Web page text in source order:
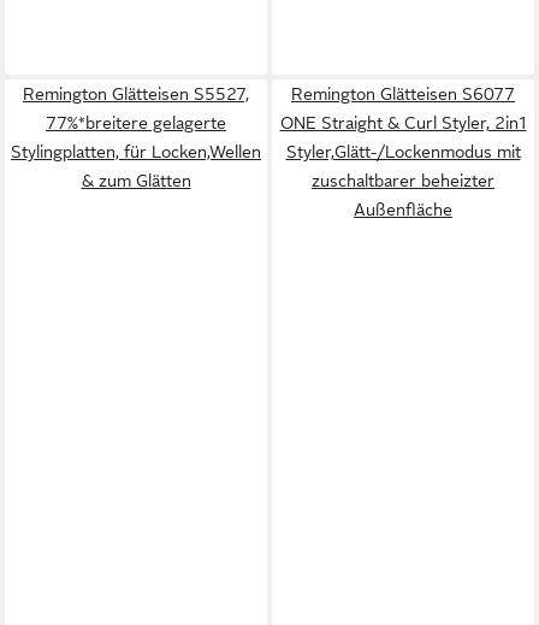
Remington Glätteisen S5527,
77%*breitere gelagerte
Stylingplatten, für Locken,Wellen
& zum Glätten
Remington Glätteisen S6077
ONE Straight & Curl Styler, 2in1
Styler,Glätt-/Lockenmodus mit
zuschaltbarer beheizter
Außenfläche